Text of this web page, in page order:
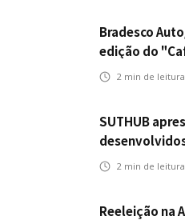
Bradesco
edição do
fortalecer
2 min de leitura
SUTHUB
A.PET no
2 min de leitura
Reeleição na